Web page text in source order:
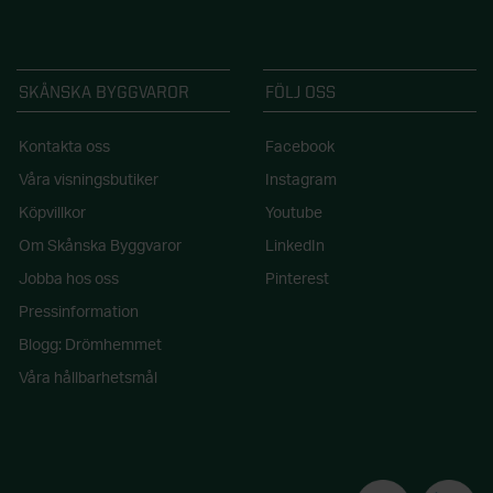
SKÅNSKA BYGGVAROR
Kontakta oss
Våra visningsbutiker
Köpvillkor
Om Skånska Byggvaror
Jobba hos oss
Pressinformation
Blogg: Drömhemmet
Våra hållbarhetsmål
FÖLJ OSS
Facebook
Instagram
Youtube
LinkedIn
Pinterest